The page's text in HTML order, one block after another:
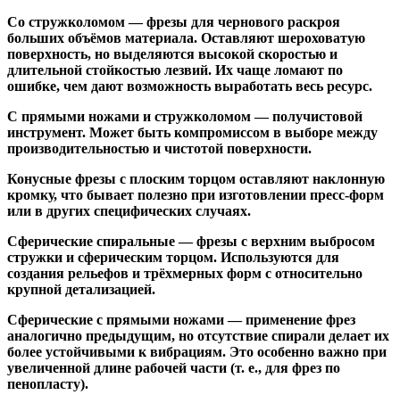
Со стружколомом— фрезы для чернового раскроя
больших объёмов материала. Оставляют шероховатую
поверхность, но выделяются высокой скоростью и
длительной стойкостью лезвий. Их чаще ломают по
ошибке, чем дают возможность выработать весь ресурс.
С прямыми ножами и стружколомом— получистовой
инструмент. Может быть компромиссом в выборе между
производительностью и чистотой поверхности.
Конусные фрезы с плоским торцом оставляют наклонную
кромку, что бывает полезно при изготовлении пресс-форм
или в других специфических случаях.
Сферические спиральные— фрезы с верхним выбросом
стружки и сферическим торцом. Используются для
создания рельефов и трёхмерных форм с относительно
крупной детализацией.
Сферические с прямыми ножами— применение фрез
аналогично предыдущим, но отсутствие спирали делает их
более устойчивыми к вибрациям. Это особенно важно при
увеличенной длине рабочей части (т. е., для фрез по
пенопласту).